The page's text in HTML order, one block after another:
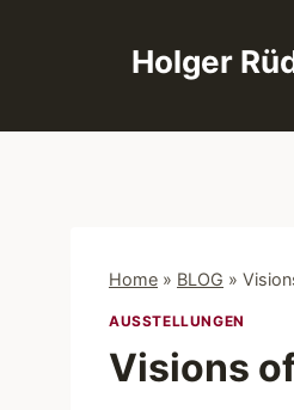
Holger
Home » BLOG »
AUSSTELLUNGEN
Visions